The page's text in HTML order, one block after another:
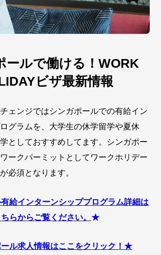
ールで働ける！WORK
ビザ最新情報
ェンジではシンガポールでの有給イン
グラムを、大学生の休学留学や夏休
としておすすめしてます。シンガポー
ークパーミットとしてワークホリデー
必須となります。
給インターンシッププログラム詳細は
ちらからご覧ください。 ★
ル求人情報はここをクリック！★